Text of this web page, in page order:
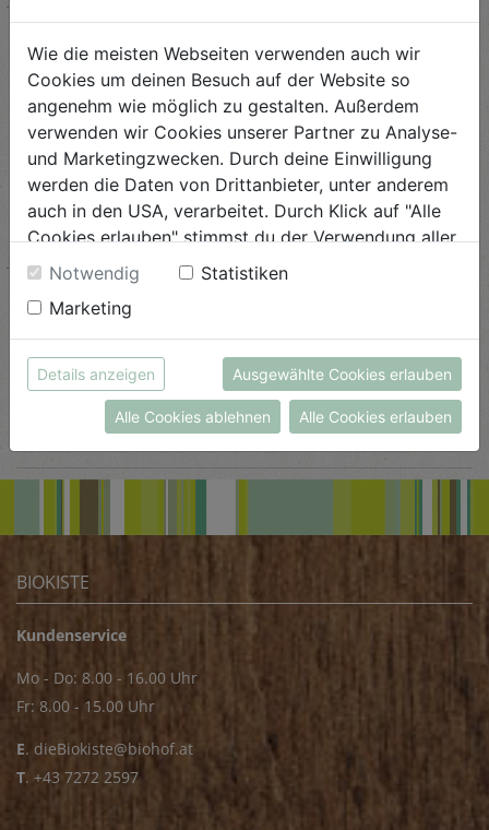
Schwarzkohl-Erdnuss-Curry
mit Tofu
Schwierigkeit
leicht
ANSEHEN
ANSEHEN
BIOKISTE
Kundenservice
Mo - Do: 8.00 - 16.00 Uhr
Fr: 8.00 - 15.00 Uhr
E. dieBiokiste@biohof.at
T. +43 7272 2597
Wie die meisten Webseiten verwenden auch wir
Cookies um deinen Besuch auf der Website so
angenehm wie möglich zu gestalten. Außerdem
verwenden wir Cookies unserer Partner zu Analyse-
und Marketingzwecken. Durch deine Einwilligung
werden die Daten von Drittanbieter, unter anderem
auch in den USA, verarbeitet. Durch Klick auf "Alle
Cookies erlauben" stimmst du der Verwendung aller
Cookies zu. Unter "Details anzeigen" findest du alle
Infos zu den unterschiedlichen Cookies, du kannst
auch entscheiden, welche Cookies du erlauben
möchtest.
Weitere Informationen findest du in unserer
Datenschutzerklärung
bzw. imImpressum
Notwendig
Statistiken
Marketing
Details anzeigen Ausgewählte Cookies erlauben
Alle Cookies ablehnen Alle Cookies erlauben